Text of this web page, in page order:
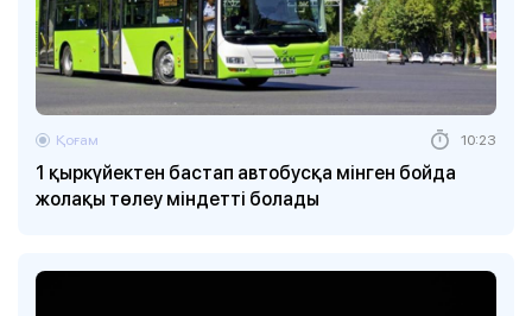
1 қыркүйектен бастап автобусқа мінген бойда
жолақы төлеу міндетті болады
Қоғам 10:23